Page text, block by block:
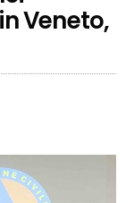
Veneto,